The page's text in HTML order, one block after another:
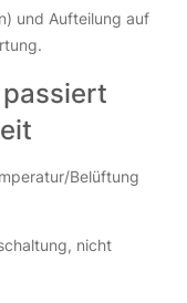
und Aufteilung auf
Belüftung
nicht